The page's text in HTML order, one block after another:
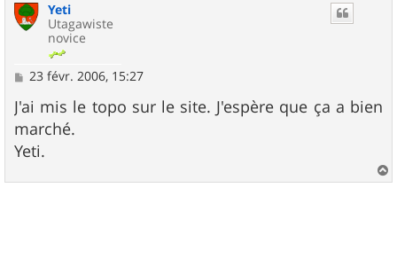
Yeti
Utagawiste
novice
M
s
s
a
g
e
23 févr. 2006, 15:27
J'ai mis le topo sur le site. J'espère que ça a bien
marché.
Yeti.
a